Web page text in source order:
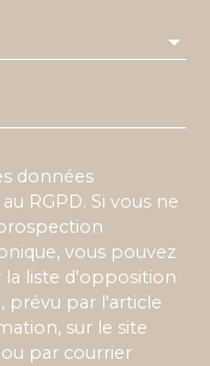
données
RGPD. Si vous ne
vous pouvez
la liste d'opposition
prévu par l'article
sur le site
par courrier